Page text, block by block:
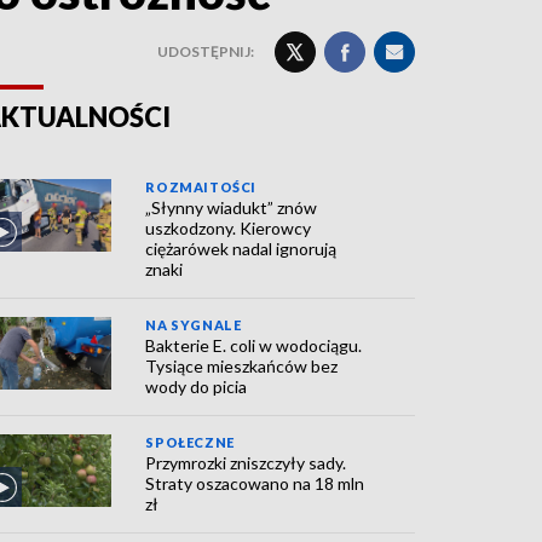
UDOSTĘPNIJ:
ROZMAITOŚCI
„Słynny wiadukt” znów
uszkodzony. Kierowcy
ciężarówek nadal ignorują
znaki
NA SYGNALE
Bakterie E. coli w wodociągu.
Tysiące mieszkańców bez
wody do picia
SPOŁECZNE
Przymrozki zniszczyły sady.
Straty oszacowano na 18 mln
zł